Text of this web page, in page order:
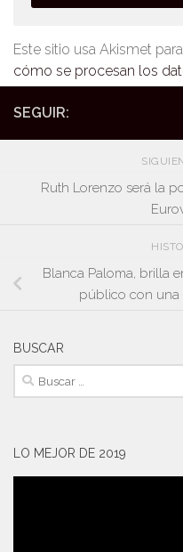
Este sitio usa Akismet
cómo se procesan los
SEGUIR:
Ruth Lorenzo será la
Blanca Paloma, brilla
público con una
BUSCAR
Buscar:
LO MEJOR DE 2019